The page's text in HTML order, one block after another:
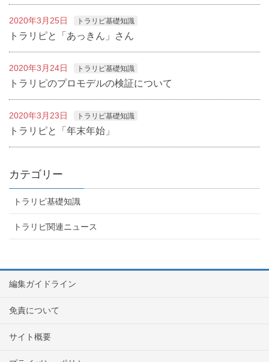
2020年3月25日 トラリピ基礎知識
トラリピと「あっきん」さん
2020年3月24日 トラリピ基礎知識
トラリピのプロモデルの検証について
2020年3月23日 トラリピ基礎知識
トラリピと「年末年始」
カテゴリー
トラリピ基礎知識
トラリピ関連ニュース
編集ガイドライン
免責について
サイト概要